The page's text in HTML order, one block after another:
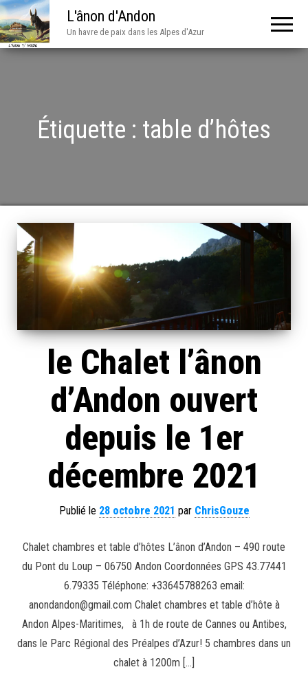
L'ânon d'Andon
Un havre de paix dans les Alpes d'Azur
Étiquette : table d’hôtes
le Chalet l’ânon
d’Andon ouvert
depuis le 1er
décembre 2021
Publié le 28 octobre 2021 par ChrisGouze
Chalet chambres et table d’hôtes L’ânon d’Andon – 490 route
du Pont du Loup – 06750 Andon Coordonnées GPS 43.77441
6.79335 Téléphone: +33645788263 email:
anondandon@gmail.com Chalet chambres et table d’hôte à
Andon Alpes-Maritimes, à 1h de route de Cannes ou Antibes,
dans le Parc Régional des Préalpes d’Azur! 5 chambres dans un
chalet à 1200m […]